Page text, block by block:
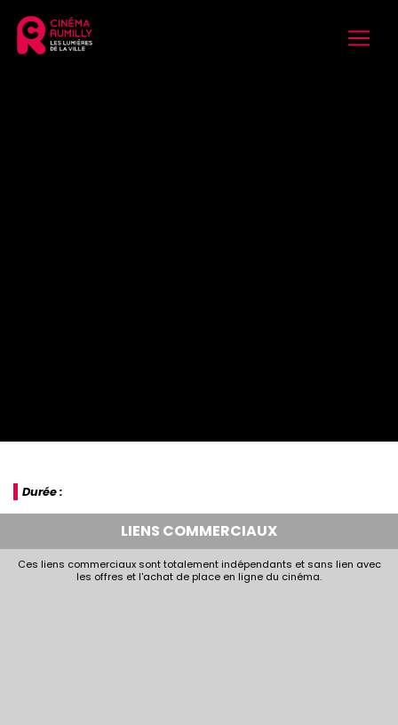
Durée :
LIENS COMMERCIAUX
Ces liens commerciaux sont totalement indépendants et sans lien avec
les offres et l'achat de place en ligne du cinéma.